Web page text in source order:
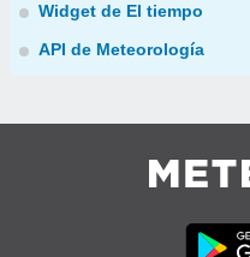
Widget de El tiempo
API de Meteorología